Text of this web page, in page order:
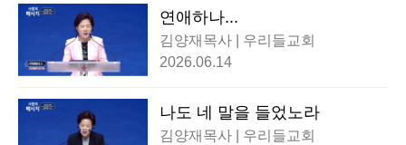
연애하나...
김양재목사 | 우리들교회
2026.06.14
나도 네 말을 들었노라
김양재목사 | 우리들교회